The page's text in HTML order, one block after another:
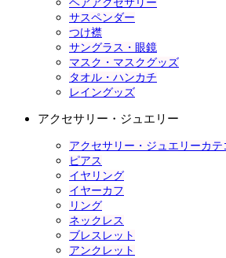
ヘアアクセサリー
サスペンダー
つけ襟
サングラス・眼鏡
マスク・マスクグッズ
タオル・ハンカチ
レイングッズ
アクセサリー・ジュエリー
アクセサリー・ジュエリーカテ
ピアス
イヤリング
イヤーカフ
リング
ネックレス
ブレスレット
アンクレット